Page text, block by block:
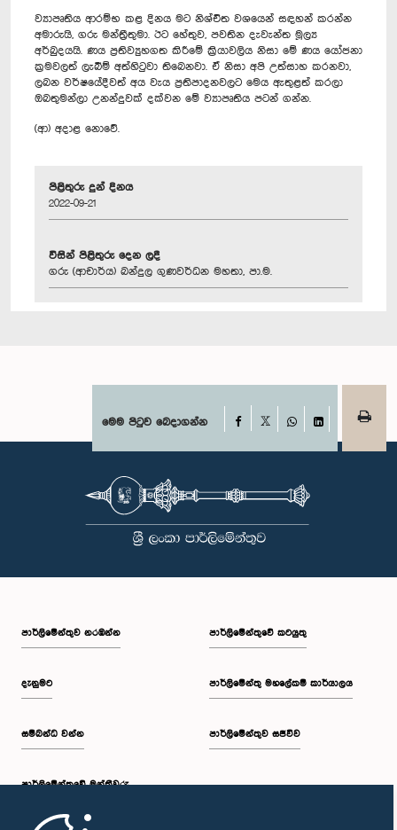
ව්‍යාපෘතිය ආරම්භ කළ දිනය මට නිශ්චිත වශයෙන් සඳහන් කරන්න
අමාරුයි, ගරු මන්ත්‍රීතුමා. ඊට හේතුව, පවතින දැවැන්ත මූල්‍ය
අර්බුදයයි. ණය ප්‍රතිව්‍යුහගත කිරීමේ ක්‍රියාවලිය නිසා මේ ණය යෝජනා
ක්‍රමවලත් ලැබීම් අත්හිටුවා තිබෙනවා. ඒ නිසා අපි උත්සාහ කරනවා,
ලබන වර්ෂයේදීවත් අය වැය ප්‍රතිපාදනවලට මෙය ඇතුළත් කරලා
ඔබතුමන්ලා උනන්දුවක් දක්වන මේ ව්‍යාපෘතිය පටන් ගන්න.
(ආ) අදාළ නොවේ.
පිළිතුරු දුන් දිනය
2022-09-21
විසින් පිළිතුරු දෙන ලදී
ගරු (ආචාර්ය) බන්දුල ගුණවර්ධන මහතා, පා.ම.
මෙම පිටුව බෙදාගන්න Facebook
WhatsAppLinkedIn
පාර්ලි‌මේන්තුව නරඹන්න
දැනුමට
සම්බන්ධ වන්න
පාර්ලි‌මේන්තුවේ මන්ත්‍රීවරු
පාර්ලිමේන්තුවේ කටයුතු
පාර්ලිමේන්තු මහලේකම් කාර්යාලය
පාර්ලිමේන්තුව සජීවීව